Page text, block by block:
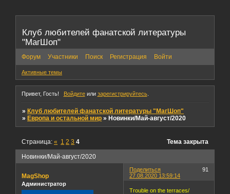
Клуб любителей фанатской литературы
"МагШоп"
Форум Участники Поиск Регистрация Войти
Активные темы
Привет, Гость! Войдитеили зарегистрируйтесь.
»Клуб любителей фанатской литературы "МагШоп"
»Европа и остальной мир »Новинки/Май-август/2020
Новинки/Май-август/2020
Страница:« 1 2 3 4 Тема закрыта
Поделиться
91
27.08.2020 13:59:14
MagShop
Администратор
Trouble on the terraces/